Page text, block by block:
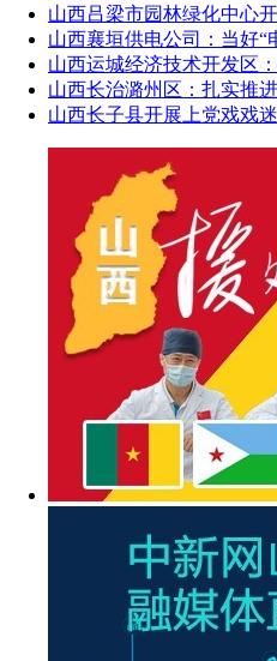
山西吕梁市园林绿化中心
山西襄垣供电公司：当好“
山西运城经济技术开发区
山西长治潞州区：扎实推
山西长子县开展上党戏戏